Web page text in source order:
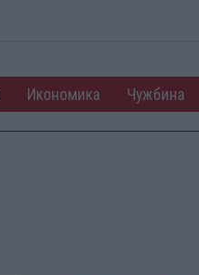
Икономика Чужбина